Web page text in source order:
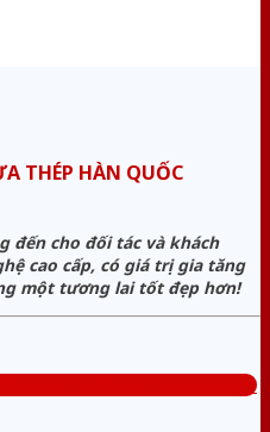
THÉP HÀN QUỐC
đến cho đối tác và khách
cao cấp, có giá trị gia tăng
một tương lai tốt đẹp hơn!
tư vấn miễn phí: 0824.400.400